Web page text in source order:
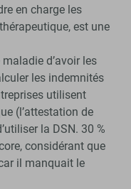
en charge les
est une
d’avoir les
les indemnités
utilisent
(l’attestation de
la DSN. 30 %
considérant que
il manquait le